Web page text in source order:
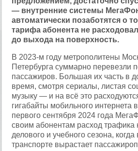
— внутренние системы
автоматически позаботятся о
тарифа абонента не
до выхода на поверхность.
В 2023-м году метрополитены
Петербурга суммарно перевезли
пассажиров. Большая их часть в
время, смотря сериалы, листая
музыку — и на всё это
гигабайты мобильного интернета
первого сентября 2024 года
своим абонентам расход трафика
делового и учебного сезона,
транспорте вырастает